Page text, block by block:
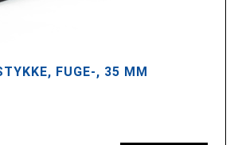
FUGE-, 35 MM